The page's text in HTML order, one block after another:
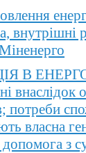
внутрішні
В
внаслідок
потреби
власна
з